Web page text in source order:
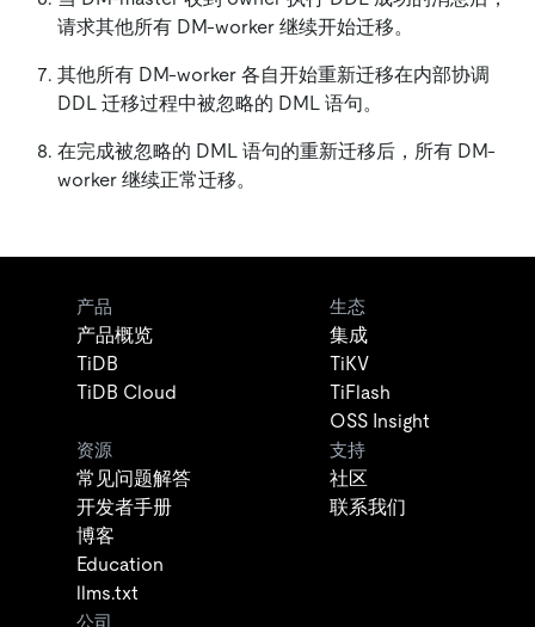
请求其他所有 DM-worker 继续开始迁移。
其他所有 DM-worker 各自开始重新迁移在内部协调
DDL 迁移过程中被忽略的 DML 语句。
在完成被忽略的 DML 语句的重新迁移后，所有 DM-
worker 继续正常迁移。
产品
产品概览
TiDB
TiDB Cloud
生态
集成
TiKV
TiFlash
OSS Insight
资源
常见问题解答
开发者手册
博客
Education
llms.txt
支持
社区
联系我们
公司